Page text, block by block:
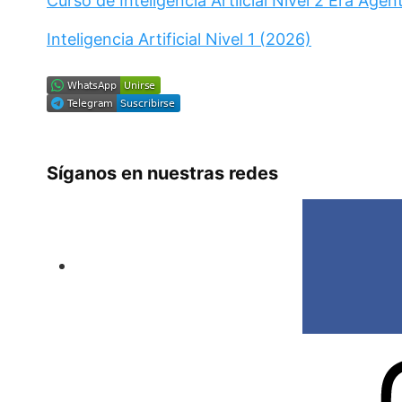
Inteligencia Artificial Nivel 1 (2026)
Síganos en nuestras redes